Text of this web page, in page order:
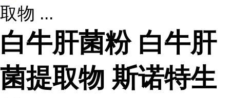
取物 ...
白牛肝菌粉 白牛肝
菌提取物 斯诺特生